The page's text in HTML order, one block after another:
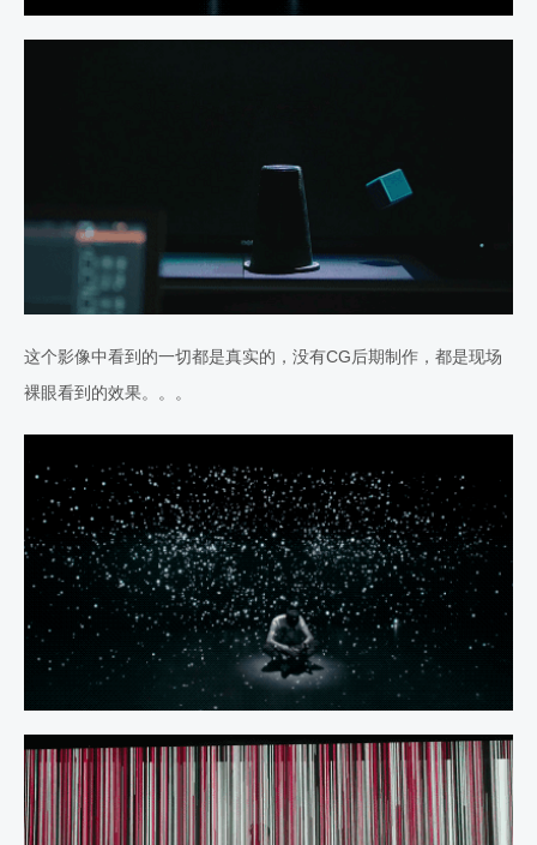
这个影像中看到的一切都是真实的，没有CG后期制作，都是现场
裸眼看到的效果。。。